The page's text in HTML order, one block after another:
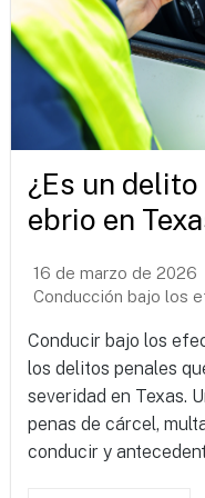
¿Es un
ebrio en
16 de marzo de 2026
Conducción bajo los
Conducir bajo los
los delitos penales
severidad en Texas.
penas de cárcel,
conducir y